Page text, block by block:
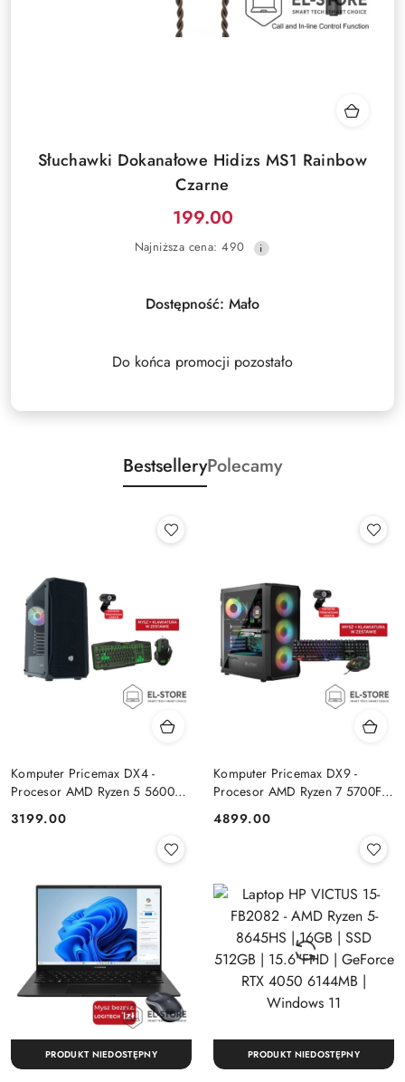
Słuchawki Dokanałowe Hidizs MS1 Rainbow
Czarne
Cena
promocyjna:
199.00
Najniższa
30
dni
Najniższa cena: 490
Dostępność: Mało
Do końca promocji pozostało
BestselleryPolecamy
Komputer Pricemax DX4 -
Procesor AMD Ryzen 5 5600G
512GB Win 11 PRO
Cena:
3199.00
Komputer Pricemax DX9 -
Procesor AMD Ryzen 7 5700F |
GeForce RTX 5050 8GB | Win
Cena:
4899.00
PRODUKT NIEDOSTĘPNY PRODUKT NIEDOSTĘPNY